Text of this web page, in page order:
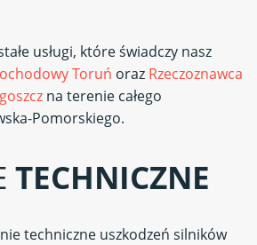
usługi, które świadczy nasz
Toruń oraz Rzeczoznawca
na terenie całego
Pomorskiego.
TECHNICZNE
techniczne uszkodzeń silników